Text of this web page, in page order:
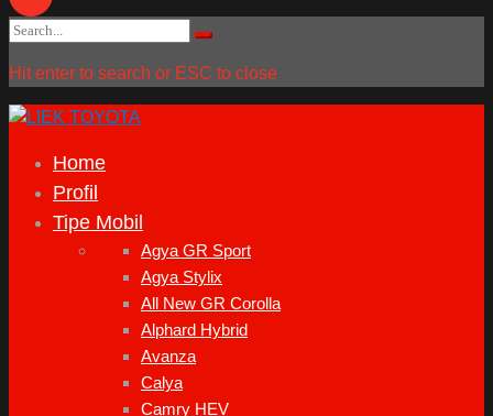
Search
Search
Hit enter to search or ESC to close
Home
Profil
Tipe Mobil
Agya GR Sport
Agya Stylix
All New GR Corolla
Alphard Hybrid
Avanza
Calya
Camry HEV